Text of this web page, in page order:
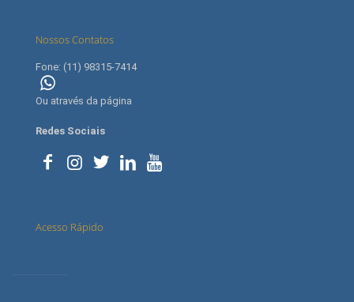
Nossos Contatos
Fone: (11) 98315-7414
Ou através da página
Redes Sociais
Acesso Rápido